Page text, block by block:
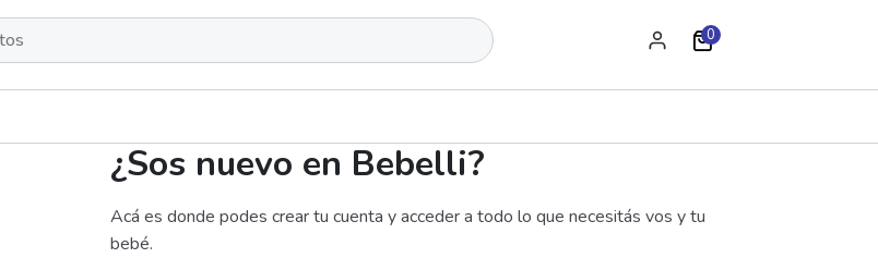
0
¿Sos nuevo en Bebelli?
Acá es donde podes crear tu cuenta y acceder a todo lo que necesitás vos y tu
bebé.